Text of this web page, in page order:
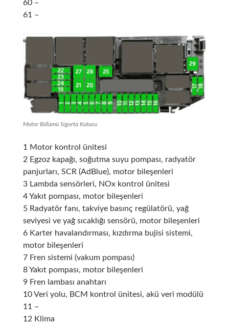
60 –
61 –
Motor Bölümü Sigorta Kutusu
1 Motor kontrol ünitesi
2 Egzoz kapağı, soğutma suyu pompası, radyatör
panjurları, SCR (AdBlue), motor bileşenleri
3 Lambda sensörleri, NOx kontrol ünitesi
4 Yakıt pompası, motor bileşenleri
5 Radyatör fanı, takviye basınç regülatörü, yağ
seviyesi ve yağ sıcaklığı sensörü, motor bileşenleri
6 Karter havalandırması, kızdırma bujisi sistemi,
motor bileşenleri
7 Fren sistemi (vakum pompası)
8 Yakıt pompası, motor bileşenleri
9 Fren lambası anahtarı
10 Veri yolu, BCM kontrol ünitesi, akü veri modülü
11 –
12 Klima